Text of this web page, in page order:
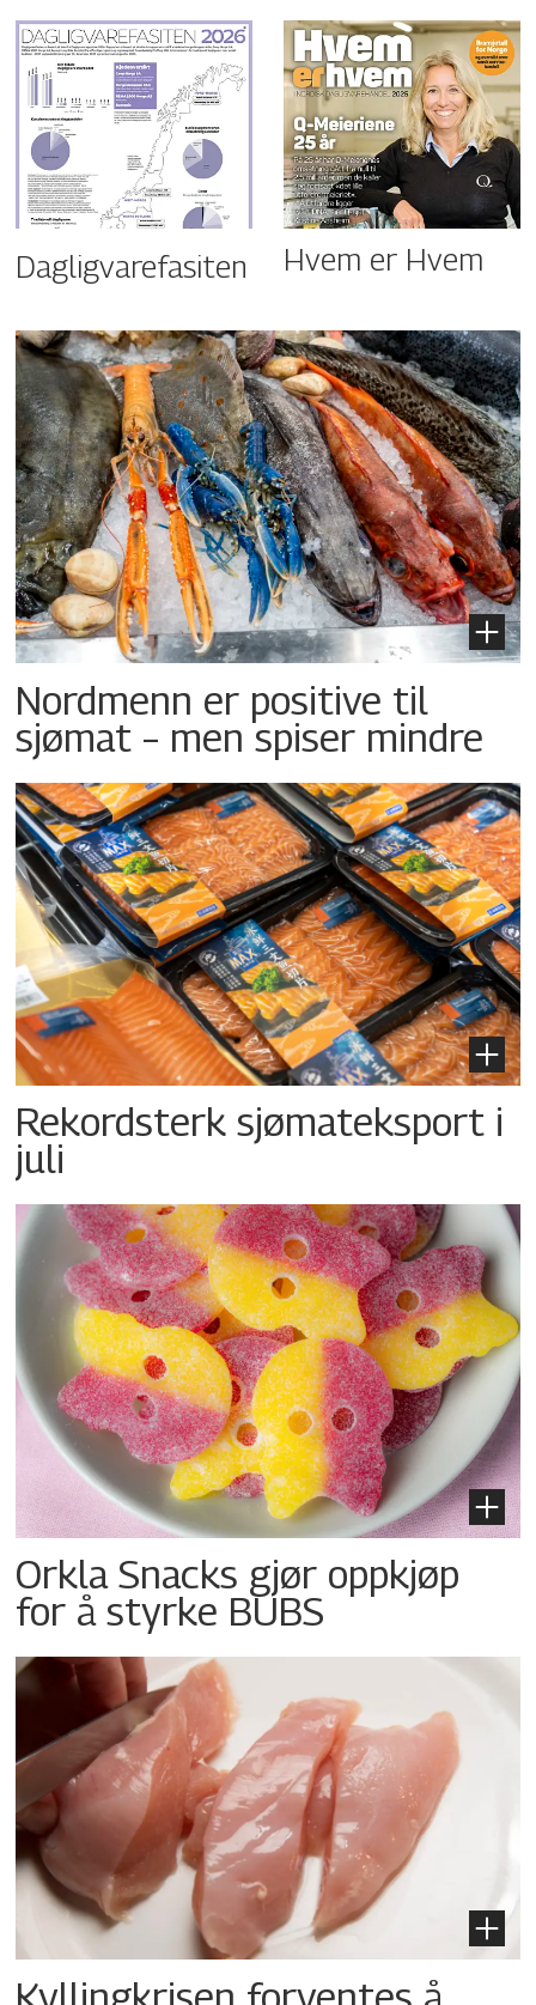
Dagligvarefasiten Hvem er Hvem
Nordmenn er positive til
sjømat – men spiser mindre
Rekordsterk sjømateksport i
juli
Orkla Snacks gjør oppkjøp
for å styrke BUBS